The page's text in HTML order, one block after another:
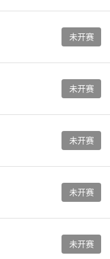
未开赛
未开赛
未开赛
未开赛
未开赛